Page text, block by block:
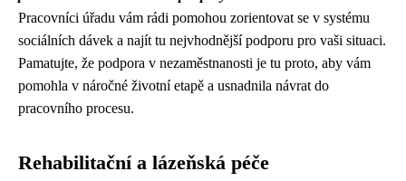
Pracovníci úřadu vám rádi pomohou zorientovat se v systému
sociálních dávek a najít tu nejvhodnější podporu pro vaši situaci.
Pamatujte, že podpora v nezaměstnanosti je tu proto, aby vám
pomohla v náročné životní etapě a usnadnila návrat do
pracovního procesu.
Rehabilitační a lázeňská péče